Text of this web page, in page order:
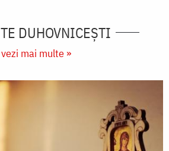
DUHOVNICEȘTI
vezi mai multe »